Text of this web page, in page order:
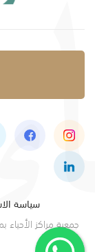
سياسة
جمعية مراكز